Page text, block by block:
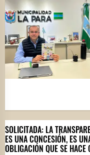
SOLICITADA: LA
ES UNA CONCESIÓN, ES
OBLIGACIÓN QUE SE HACE